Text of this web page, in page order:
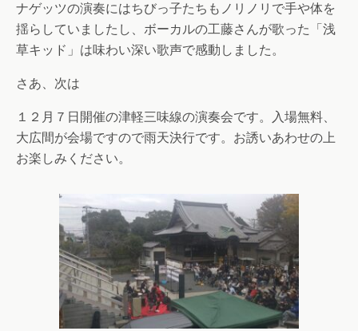
ナゲッツの演奏にはちびっ子たちもノリノリで手や体を
揺らしていましたし、ボーカルの工藤さんが歌った「浅
草キッド」は味わい深い歌声で感動しました。
さあ、次は
１２月７日開催の津軽三味線の演奏会です。入場無料、
大広間が会場ですので雨天決行です。お誘いあわせの上
お楽しみください。